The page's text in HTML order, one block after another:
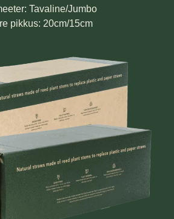
Tavaline/Jumbo
pikkus: 20cm/15cm